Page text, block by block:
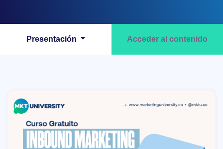
Presentación Acceder al contenido